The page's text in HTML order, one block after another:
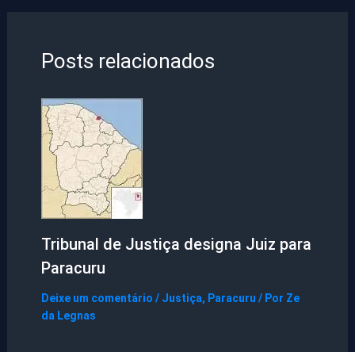
Posts relacionados
Tribunal de Justiça designa Juiz para
Paracuru
Deixe um comentário / Justiça, Paracuru / Por Ze
da Legnas